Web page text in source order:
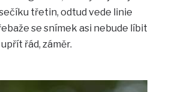
třetin, odtud vede linie
se snímek asi nebude líbit
řád, záměr.